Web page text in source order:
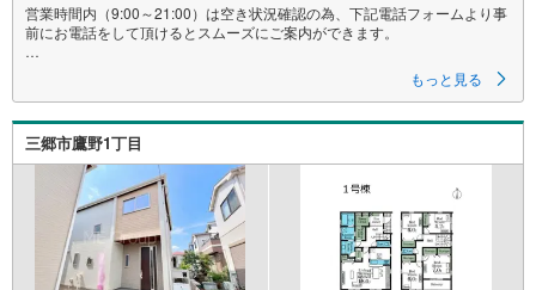
営業時間内（9:00～21:00）は空き状況確認の為、下記電話フォームより事
前にお電話をして頂けるとスムーズにご案内ができます。
▽ご購入後もお客様の人生のパートナーとして暮らしの「安心」を守り続
けます。
【Yahoo！ 不動産キャンペーン対象店舗】
当店で物件を成約するとPayPayボーナスライトがもらえる
「Yahoo！ 不動産 物件ご成約キャンペーン」の対象になります。
「資料をもらう」「見学予約をする」ボタンからお問い合わせください。
※必ずYahoo！ JAPAN IDでログインしてください。
※PayPayボーナスライトは出金と譲渡はできません。
もっと見る
三郷市鷹野1丁目